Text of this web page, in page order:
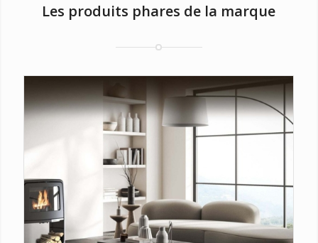
Les produits phares de la marque